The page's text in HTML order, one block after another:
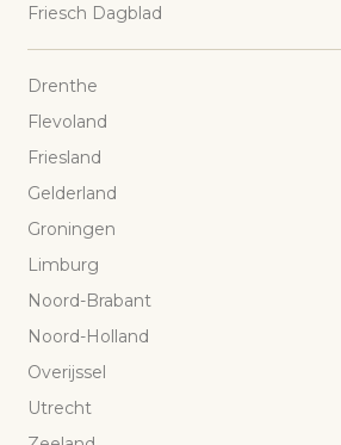
Friesch Dagblad
Drenthe
Flevoland
Friesland
Gelderland
Groningen
Limburg
Noord-Brabant
Noord-Holland
Overijssel
Utrecht